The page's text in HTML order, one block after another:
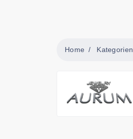
Home Kategorien